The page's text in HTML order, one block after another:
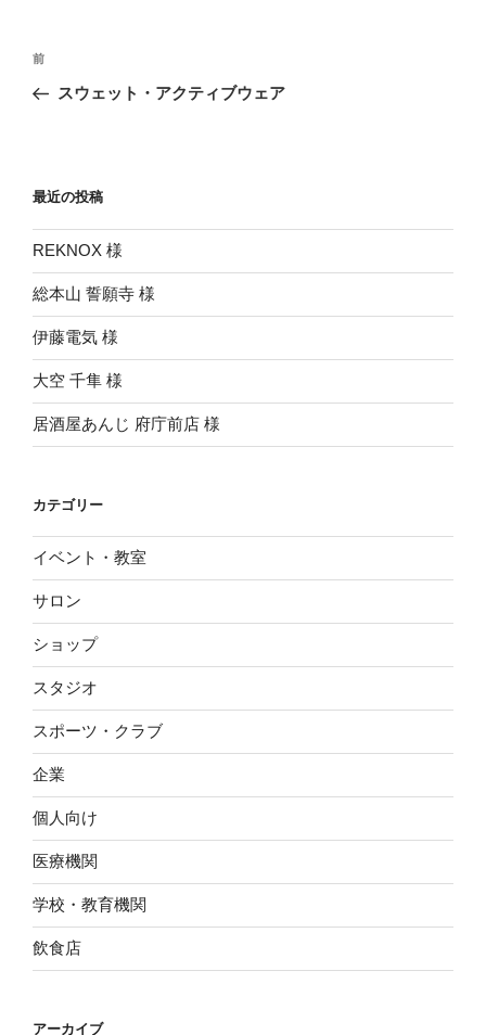
投
ナ
ー
シ
ョ
ン
前
の
前
スウェット・アクティブウェア
最近の投稿
REKNOX 様
総本山 誓願寺 様
伊藤電気 様
大空 千隼 様
居酒屋あんじ 府庁前店 様
カテゴリー
イベント・教室
サロン
ショップ
スタジオ
スポーツ・クラブ
企業
個人向け
医療機関
学校・教育機関
飲食店
アーカイブ